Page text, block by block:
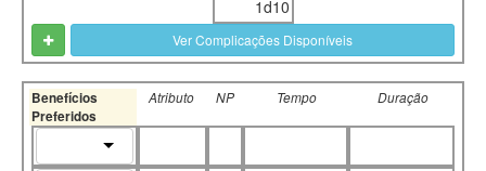
1d10
Ver Complicações Disponíveis
Benefícios
Preferidos
Atributo NP Tempo Duração